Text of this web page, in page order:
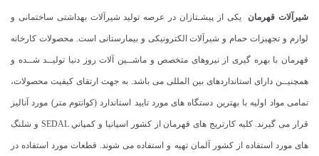
شیرآلات قهرمان یکی از پیشـتازان در عرصه تولید شیرآلات بهداشتی ساختمانی و
لوازم و تجهیزات حمام و شیرآلات الکترونیکی و بیمارستانی است. محصولات کارخانه
قهرمان با بهره گیری از نیروهای متخصص و ماشــین آلات روز دنیا تولیــد شــده و
همچنیــن دارای استانداردهای بین المللی می باشد. به جهت ارتقای کیفیت محصولات،
تمامی مواد اولیه با بهترین دستگاه های مورد تایید استاندارد (كوانتوم متر) مورد آنالیز
قرار می گیرند. كليه كارتريج های قهرمان از كشور اسپانيا و كمپاني SEDAL و شلنگ
های مورد استفاده از کشور آلمان تهیه و استفاده می شوند. قطعات مورد استفاده در